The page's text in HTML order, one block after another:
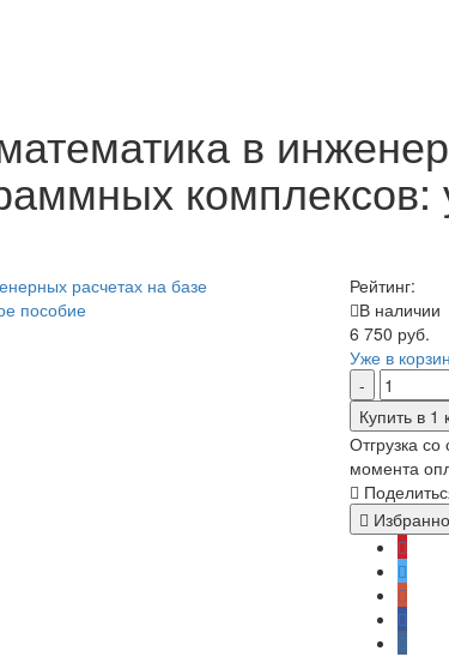
в
комплексов:
Рейтинг:
В наличии
6 750 руб.
Уже в
Купить в 1
Отгрузка
момента